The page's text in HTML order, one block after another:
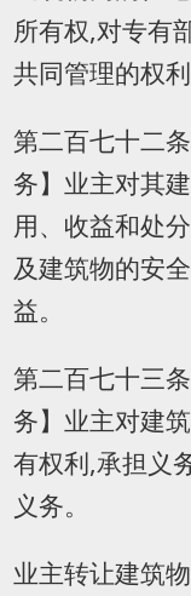
所有权,对专有
共同管理的权利
第二百七十二
务】业主对其
用、收益和处
及建筑物的安
益。
第二百七十三
务】业主对建
有权利,承担义
义务。
业主转让建筑